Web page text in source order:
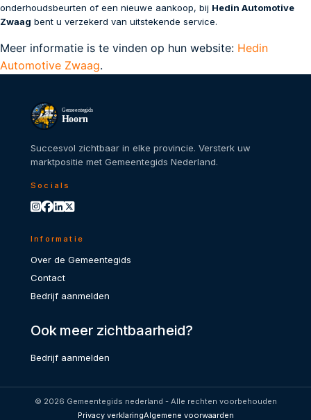
onderhoudsbeurten of een nieuwe aankoop, bij Hedin Automotive
Zwaag bent u verzekerd van uitstekende service.
Meer informatie is te vinden op hun website: Hedin
Automotive Zwaag.
Gemeentegids
Hoorn
Succesvol zichtbaar in elke provincie. Versterk uw
marktpositie met Gemeentegids Nederland.
Socials
Informatie
Over de Gemeentegids
Contact
Bedrijf aanmelden
Ook meer zichtbaarheid?
Bedrijf aanmelden
© 2026 Gemeentegids nederland - Alle rechten voorbehouden
Privacy verklaringAlgemene voorwaarden